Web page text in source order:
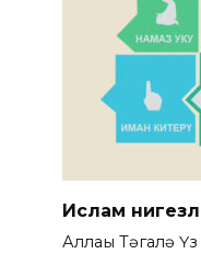
Ислам
Аллаһы Тәгалә